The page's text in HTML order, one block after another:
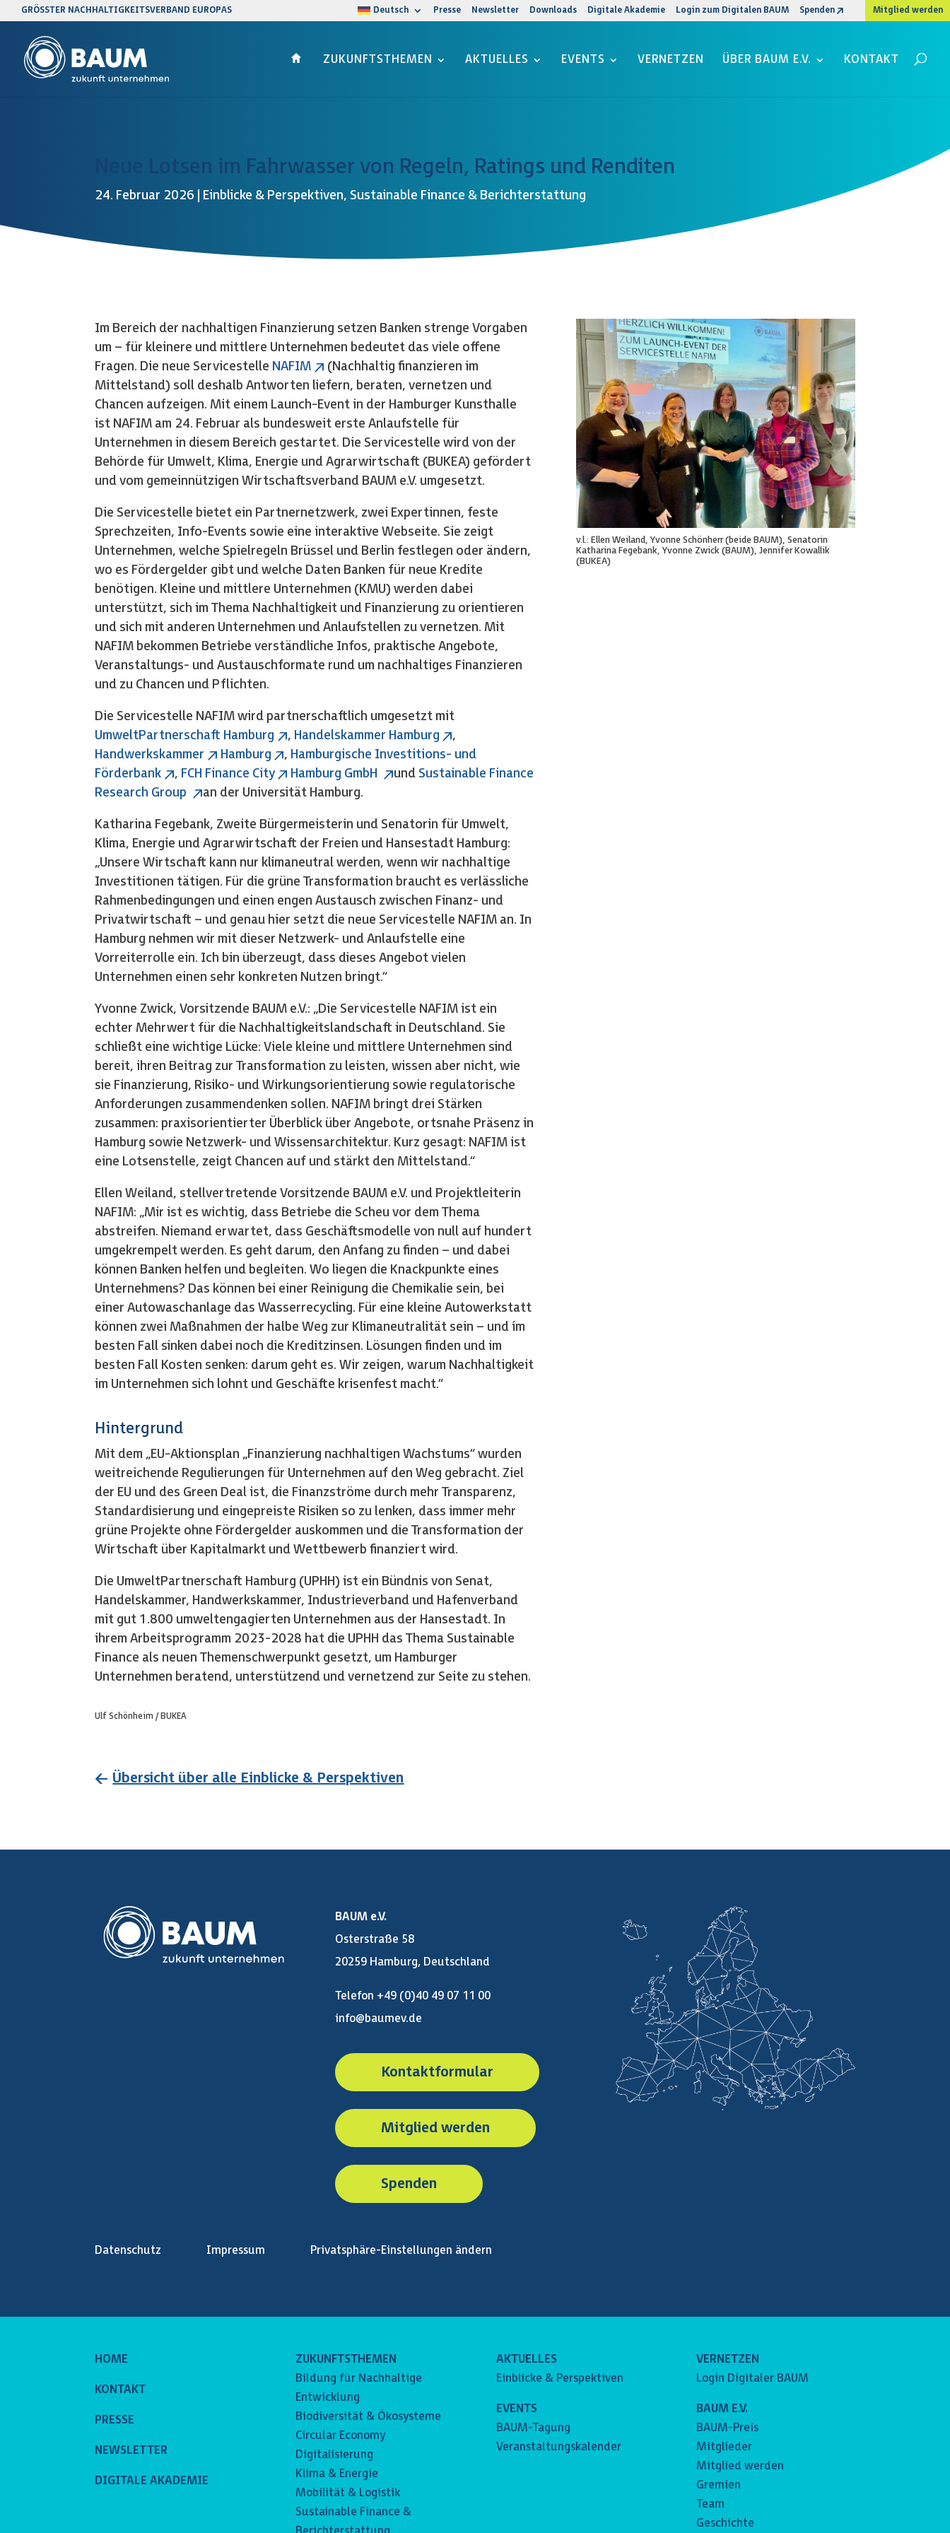
GRÖSSTER NACHHALTIGKEITSVERBAND EUROPAS Deutsch Presse Newsletter Downloads Digitale Akademie Login zum Digitalen BAUM Spenden Mitglied werden
ZUKUNFTSTHEMEN AKTUELLES EVENTS VERNETZEN ÜBER BAUM E.V. KONTAKT
Neue Lotsen im Fahrwasser von Regeln, Ratings und Renditen
24. Februar 2026 Einblicke & Perspektiven, Sustainable Finance & Berichterstattung
Im Bereich der nachhaltigen Finanzierung setzen Banken strenge Vorgaben
um – für kleinere und mittlere Unternehmen bedeutet das viele offene
Fragen. Die neue Servicestelle NAFIM
(Nachhaltig finanzieren im
Mittelstand) soll deshalb Antworten liefern, beraten, vernetzen und
Chancen aufzeigen. Mit einem Launch-Event in der Hamburger Kunsthalle
ist NAFIM am 24. Februar als bundesweit erste Anlaufstelle für
Unternehmen in diesem Bereich gestartet. Die Servicestelle wird von der
Behörde für Umwelt, Klima, Energie und Agrarwirtschaft (BUKEA) gefördert
und vom gemeinnützigen Wirtschaftsverband BAUM e.V. umgesetzt.
Die Servicestelle bietet ein Partnernetzwerk, zwei Expertinnen, feste
Sprechzeiten, Info-Events sowie eine interaktive Webseite. Sie zeigt
Unternehmen, welche Spielregeln Brüssel und Berlin festlegen oder ändern,
wo es Fördergelder gibt und welche Daten Banken für neue Kredite
benötigen. Kleine und mittlere Unternehmen (KMU) werden dabei
unterstützt, sich im Thema Nachhaltigkeit und Finanzierung zu orientieren
und sich mit anderen Unternehmen und Anlaufstellen zu vernetzen. Mit
NAFIM bekommen Betriebe verständliche Infos, praktische Angebote,
Veranstaltungs- und Austauschformate rund um nachhaltiges Finanzieren
und zu Chancen und Pflichten.
Die Servicestelle NAFIM wird partnerschaftlich umgesetzt mit
UmweltPartnerschaft Hamburg
, Handelskammer Hamburg
,
Handwerkskammer
Hamburg , Hamburgische Investitions- und
Förderbank
, FCH Finance City Hamburg GmbH und Sustainable Finance
Research Group
an der Universität Hamburg.
Katharina Fegebank, Zweite Bürgermeisterin und Senatorin für Umwelt,
Klima, Energie und Agrarwirtschaft der Freien und Hansestadt Hamburg:
„Unsere Wirtschaft kann nur klimaneutral werden, wenn wir nachhaltige
Investitionen tätigen. Für die grüne Transformation braucht es verlässliche
Rahmenbedingungen und einen engen Austausch zwischen Finanz- und
Privatwirtschaft – und genau hier setzt die neue Servicestelle NAFIM an. In
Hamburg nehmen wir mit dieser Netzwerk- und Anlaufstelle eine
Vorreiterrolle ein. Ich bin überzeugt, dass dieses Angebot vielen
Unternehmen einen sehr konkreten Nutzen bringt.“
Yvonne Zwick, Vorsitzende BAUM e.V.: „Die Servicestelle NAFIM ist ein
echter Mehrwert für die Nachhaltigkeitslandschaft in Deutschland. Sie
schließt eine wichtige Lücke: Viele kleine und mittlere Unternehmen sind
bereit, ihren Beitrag zur Transformation zu leisten, wissen aber nicht, wie
sie Finanzierung, Risiko- und Wirkungsorientierung sowie regulatorische
Anforderungen zusammendenken sollen. NAFIM bringt drei Stärken
zusammen: praxisorientierter Überblick über Angebote, ortsnahe Präsenz in
Hamburg sowie Netzwerk- und Wissensarchitektur. Kurz gesagt: NAFIM ist
eine Lotsenstelle, zeigt Chancen auf und stärkt den Mittelstand.“
Ellen Weiland, stellvertretende Vorsitzende BAUM e.V. und Projektleiterin
NAFIM: „Mir ist es wichtig, dass Betriebe die Scheu vor dem Thema
abstreifen. Niemand erwartet, dass Geschäftsmodelle von null auf hundert
umgekrempelt werden. Es geht darum, den Anfang zu finden – und dabei
können Banken helfen und begleiten. Wo liegen die Knackpunkte eines
Unternehmens? Das können bei einer Reinigung die Chemikalie sein, bei
einer Autowaschanlage das Wasserrecycling. Für eine kleine Autowerkstatt
können zwei Maßnahmen der halbe Weg zur Klimaneutralität sein – und ím
besten Fall sinken dabei noch die Kreditzinsen. Lösungen finden und im
besten Fall Kosten senken: darum geht es. Wir zeigen, warum Nachhaltigkeit
im Unternehmen sich lohnt und Geschäfte krisenfest macht.“
Hintergrund
Mit dem „EU-Aktionsplan „Finanzierung nachhaltigen Wachstums“ wurden
weitreichende Regulierungen für Unternehmen auf den Weg gebracht. Ziel
der EU und des Green Deal ist, die Finanzströme durch mehr Transparenz,
Standardisierung und eingepreiste Risiken so zu lenken, dass immer mehr
grüne Projekte ohne Fördergelder auskommen und die Transformation der
Wirtschaft über Kapitalmarkt und Wettbewerb finanziert wird.
Die UmweltPartnerschaft Hamburg (UPHH) ist ein Bündnis von Senat,
Handelskammer, Handwerkskammer, Industrieverband und Hafenverband
mit gut 1.800 umweltengagierten Unternehmen aus der Hansestadt. In
ihrem Arbeitsprogramm 2023-2028 hat die UPHH das Thema Sustainable
Finance als neuen Themenschwerpunkt gesetzt, um Hamburger
Unternehmen beratend, unterstützend und vernetzend zur Seite zu stehen.
Ulf Schönheim / BUKEA
v.l.: Ellen Weiland, Yvonne Schönherr (beide BAUM), Senatorin
Katharina Fegebank, Yvonne Zwick (BAUM), Jennifer Kowallik
(BUKEA)
← Übersicht über alle Einblicke & Perspektiven
BAUM e.V.
Osterstraße 58
20259 Hamburg, Deutschland
Telefon +49 (0)40 49 07 11 00
info@baumev.de
Kontaktformular
Mitglied werden
Spenden
Datenschutz Impressum Privatsphäre-Einstellungen ändern
HOME
KONTAKT
PRESSE
NEWSLETTER
DIGITALE AKADEMIE
ZUKUNFTSTHEMEN
Bildung für Nachhaltige
Entwicklung
Biodiversität & Ökosysteme
Circular Economy
Digitalisierung
Klima & Energie
Mobilität & Logistik
Sustainable Finance &
AKTUELLES
Einblicke & Perspektiven
EVENTS
BAUM-Tagung
Veranstaltungskalender
VERNETZEN
Login Digitaler BAUM
BAUM E.V.
BAUM-Preis
Mitglieder
Mitglied werden
Gremien
Team
Geschichte